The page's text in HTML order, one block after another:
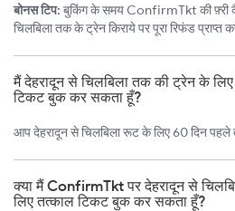
बोनस टिप: बुकिंग के समय ConfirmTkt की फ़्री
चिलबिला तक के ट्रेन किराये पर पूरा रिफंड प्राप्त
मैं देहरादून से चिलबिला तक की ट्रेन के
टिकट बुक कर सकता हूँ?
आप देहरादून से चिलबिला रूट के लिए 60 दिन
क्या मैं ConfirmTkt पर देहरादून से
लिए तत्काल टिकट बुक कर सकता हूँ?